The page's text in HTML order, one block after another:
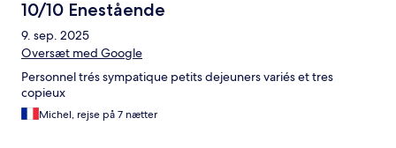
the mornings and I worried about it going to waste, since it had
already been served. I think it would be better to place the cold
cuts as part of the buffet next to the fruit and cereal so each
guest can choose how much to take and avoid wasting food.
10/10 Enestående
9. sep. 2025
Oversæt med Google
Personnel trés sympatique petits dejeuners variés et tres
copieux
Michel, rejse på 7 nætter